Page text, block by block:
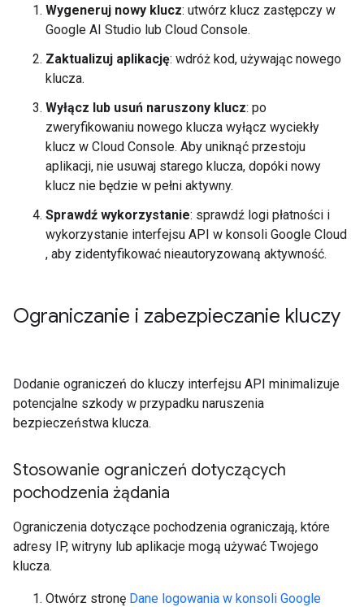
Wygeneruj nowy klucz: utwórz klucz zastępczy w
Google AI Studio lub Cloud Console.
Zaktualizuj aplikację: wdróż kod, używając nowego
klucza.
Wyłącz lub usuń naruszony klucz: po
zweryfikowaniu nowego klucza wyłącz wyciekły
klucz w Cloud Console. Aby uniknąć przestoju
aplikacji, nie usuwaj starego klucza, dopóki nowy
klucz nie będzie w pełni aktywny.
Sprawdź wykorzystanie: sprawdź logi płatności i
wykorzystanie interfejsu API w konsoli Google Cloud
, aby zidentyfikować nieautoryzowaną aktywność.
Ograniczanie i zabezpieczanie kluczy
Dodanie ograniczeń do kluczy interfejsu API minimalizuje
potencjalne szkody w przypadku naruszenia
bezpieczeństwa klucza.
Stosowanie ograniczeń dotyczących
pochodzenia żądania
Ograniczenia dotyczące pochodzenia ograniczają, które
adresy IP, witryny lub aplikacje mogą używać Twojego
klucza.
Otwórz stronę Dane logowania w konsoli Google